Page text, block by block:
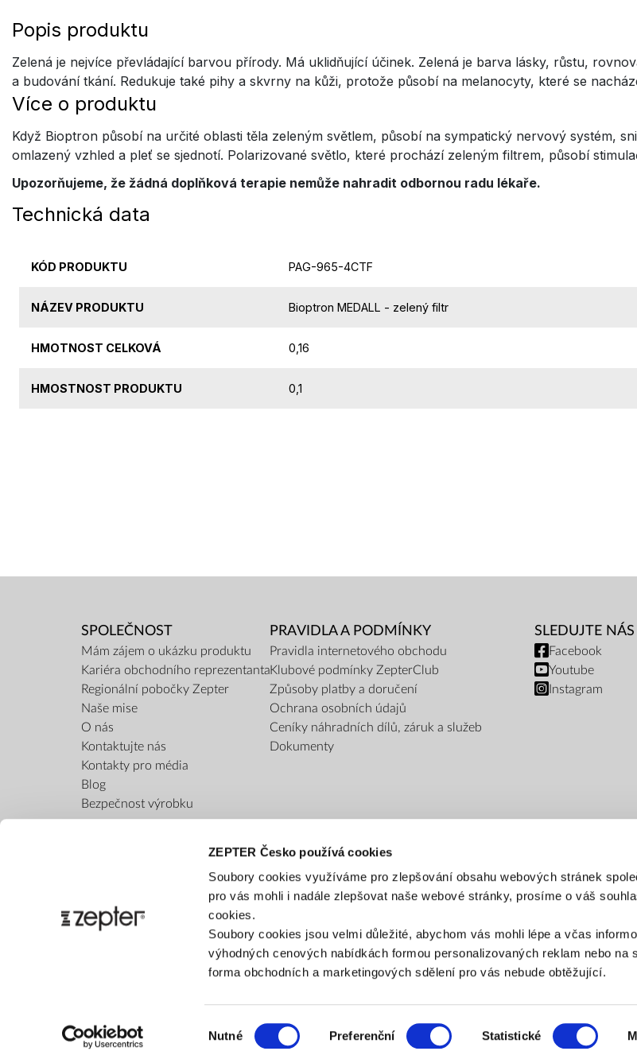
ZEPTER Česko používá cookies
Soubory cookies využíváme pro zlepšování obsahu webových stránek
pro vás mohli i nadále zlepšovat naše webové stránky, prosíme o váš
cookies.
Soubory cookies jsou velmi důležité, abychom vás mohli lépe a včas
výhodných cenových nabídkách formou personalizovaných reklam nebo na
forma obchodních a marketingových sdělení pro vás nebude obtěžující.
souhlasu
Nutné Preferenční Statistické
Popis produktu
Zelená je nejvíce převládající barvou přírody. Má uklidňující účinek. Zelená je barva lásky, růstu,
a budování tkání. Redukuje také pihy a skvrny na kůži, protože působí na melanocyty, které se
Více o produktu
Když Bioptron působí na určité oblasti těla zeleným světlem, působí na sympatický nervový systém,
omlazený vzhled a pleť se sjednotí. Polarizované světlo, které prochází zeleným filtrem, působí
Upozorňujeme, že žádná doplňková terapie nemůže nahradit odbornou radu lékaře.
Technická data
KÓD PRODUKTU PAG-965-4CTF
NÁZEV PRODUKTU Bioptron MEDALL - zelený filtr
HMOTNOST CELKOVÁ 0,16
HMOSTNOST PRODUKTU 0,1
SPOLEČNOST
Mám zájem o ukázku produktu
Kariéra obchodního reprezentanta
Regionální pobočky Zepter
Naše mise
O nás
Kontaktujte nás
Kontakty pro média
Blog
Bezpečnost výrobku
PRAVIDLA A PODMÍNKY
Pravidla internetového obchodu
Klubové podmínky ZepterClub
Způsoby platby a doručení
Ochrana osobních údajů
Ceníky náhradních dílů, záruk a služeb
Dokumenty
SLEDUJTE NÁS
Facebook
Youtube
Instagram
Platba bankovním převodem